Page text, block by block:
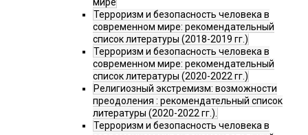
мире
Терроризм и безопасность человека в
современном мире: рекомендательный
список литературы (2018-2019 гг.)
Терроризм и безопасность человека в
современном мире: рекомендательный
список литературы (2020-2022 гг.)
Религиозный экстремизм: возможности
преодоления : рекомендательный список
литературы (2020-2022 гг.).
Терроризм и безопасность человека в